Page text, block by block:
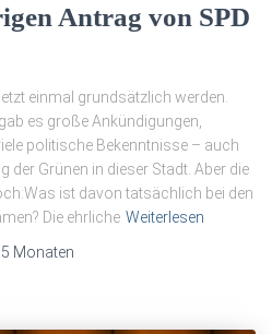
Antrag von SPD
einmal grundsätzlich werden.
es große Ankündigungen,
politische Bekenntnisse – auch
der Grünen in dieser Stadt. Aber die
ist davon tatsächlich bei den
Die ehrliche Weiterlesen
5 Monaten